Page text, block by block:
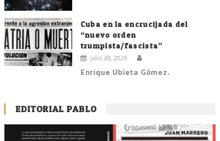
Cuba en la encrucijada del
“nuevo orden
trumpista/fascista”
julio 28, 2026
Enrique Ubieta Gómez.
EDITORIAL PABLO